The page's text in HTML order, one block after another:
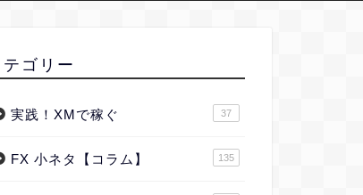
テゴリー
実践！XMで稼ぐ 37
FX 小ネタ【コラム】 135